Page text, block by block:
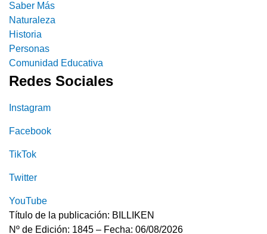
Saber Más
Naturaleza
Historia
Personas
Comunidad Educativa
Redes Sociales
Instagram
Facebook
TikTok
Twitter
YouTube
Título de la publicación: BILLIKEN
Nº de Edición: 1845 – Fecha: 06/08/2026